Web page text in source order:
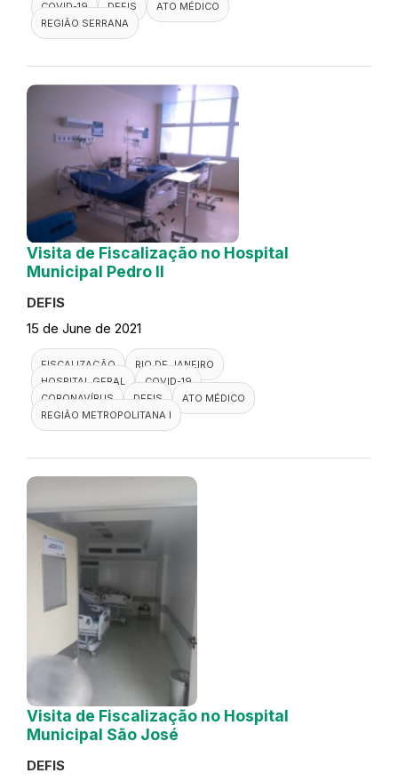
COVID-19 DEFIS
ATO MÉDICO
REGIÃO SERRANA
Visita de Fiscalização no Hospital
Municipal Pedro II
DEFIS
15 de June de 2021
FISCALIZAÇÃO
RIO DE JANEIRO
HOSPITAL GERAL
COVID-19
CORONAVÍRUS
DEFIS
ATO MÉDICO
REGIÃO METROPOLITANA I
Visita de Fiscalização no Hospital
Municipal São José
DEFIS